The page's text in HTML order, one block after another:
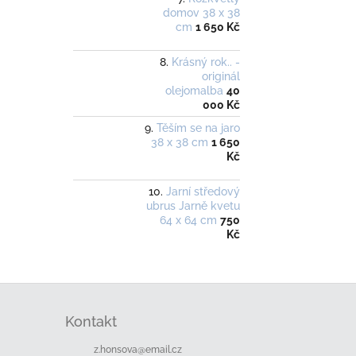
domov 38 x 38
cm 1 650 Kč
Krásný rok.. -
originál
olejomalba 40
000 Kč
Těším se na jaro
38 x 38 cm 1 650
Kč
Jarní středový
ubrus Jarně kvetu
64 x 64 cm 750
Kč
Kontakt
z.honsova@email.cz